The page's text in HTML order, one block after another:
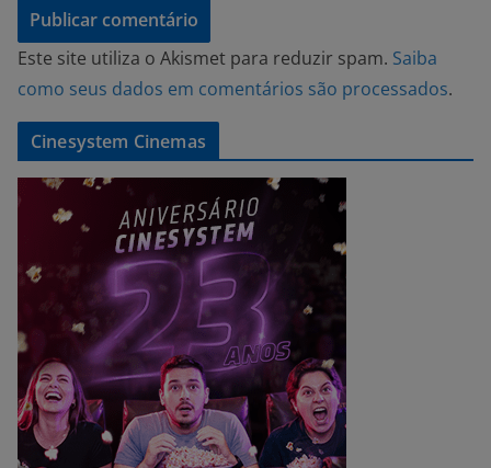
Este site utiliza o Akismet para reduzir spam. Saiba
como seus dados em comentários são processados.
Cinesystem Cinemas